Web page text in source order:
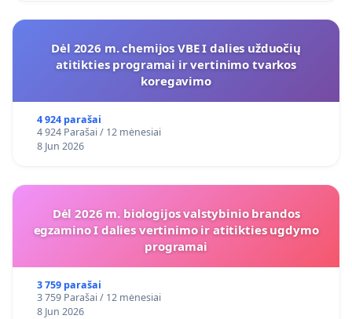
Dėl 2026 m. chemijos VBE I dalies užduočių
atitikties programai ir vertinimo tvarkos
koregavimo
4 924 parašai
4 924 Parašai / 12 mėnesiai
8 Jun 2026
Dėl 2026 m. biologijos valstybinio brandos
egzamino I dalies vertinimo ir atitikties ugdymo
programai
3 759 parašai
3 759 Parašai / 12 mėnesiai
8 Jun 2026